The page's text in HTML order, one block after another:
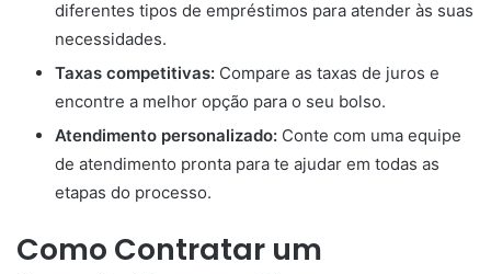
diferentes tipos de empréstimos para atender às suas
necessidades.
Taxas competitivas: Compare as taxas de juros e
encontre a melhor opção para o seu bolso.
Atendimento personalizado: Conte com uma equipe
de atendimento pronta para te ajudar em todas as
etapas do processo.
Como Contratar um